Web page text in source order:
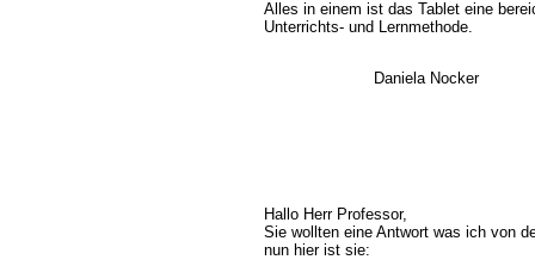
Alles in einem ist das Tablet eine
Unterrichts- und Lernmethode.
Daniela Nocker
Hallo Herr Professor,
Sie wollten eine Antwort was ich von
nun hier ist sie: